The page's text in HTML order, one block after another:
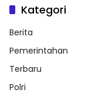
Kategori
Berita
Pemerintahan
Terbaru
Polri